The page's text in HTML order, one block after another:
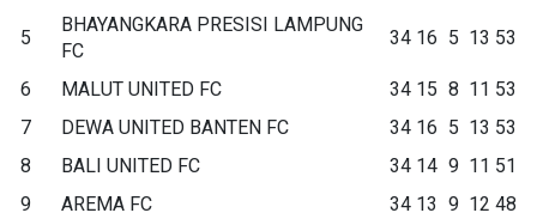
5
BHAYANGKARA PRESISI LAMPUNG
FC
34 16 5 13 53
6 MALUT UNITED FC 34 15 8 11 53
7
DEWA UNITED BANTEN FC 34 16 5 13 53
8
BALI UNITED FC 34 14 9 11 51
9
AREMA FC 34 13 9 12 48